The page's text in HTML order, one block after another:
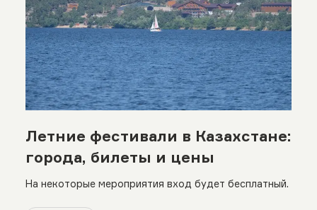
Летние фестивали в Казахстане:
города, билеты и цены
На некоторые мероприятия вход будет бесплатный.